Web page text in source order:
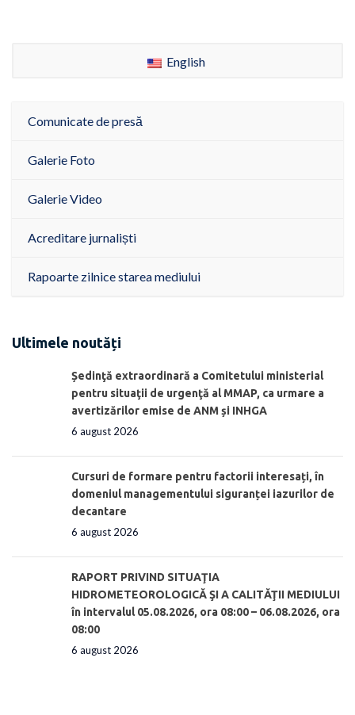
English
Comunicate de presă
Galerie Foto
Galerie Video
Acreditare jurnaliști
Rapoarte zilnice starea mediului
Ultimele noutăți
Ședinţă extraordinară a Comitetului ministerial
pentru situaţii de urgenţă al MMAP, ca urmare a
avertizărilor emise de ANM și INHGA
6 august 2026
Cursuri de formare pentru factorii interesați, în
domeniul managementului siguranței iazurilor de
decantare
6 august 2026
RAPORT PRIVIND SITUAŢIA
HIDROMETEOROLOGICĂ ŞI A CALITĂŢII MEDIULUI
în intervalul 05.08.2026, ora 08:00 – 06.08.2026, ora
08:00
6 august 2026